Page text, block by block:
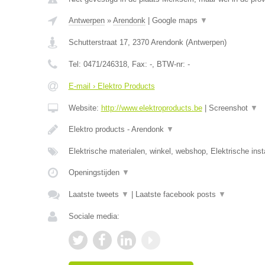
Antwerpen» Arendonk| Google maps ▼
Schutterstraat 17, 2370 Arendonk(Antwerpen)
Tel: 0471/246318, Fax: -, BTW-nr: -
E-mail › Elektro Products
Website: http://www.elektroproducts.be| Screenshot ▼
Elektro products - Arendonk ▼
Elektrische materialen, winkel, webshop, Elektrische
Openingstijden ▼
Laatste tweets ▼ Laatste facebook posts ▼
Sociale media: